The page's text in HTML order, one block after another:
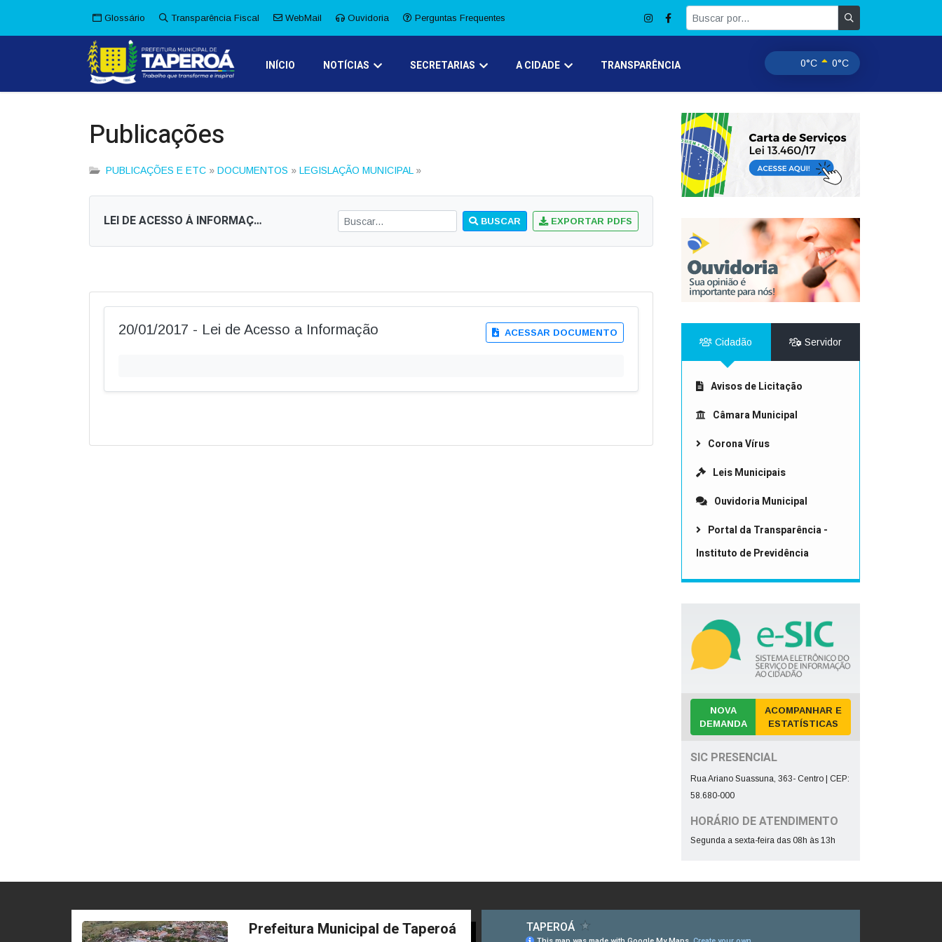
Glossário Transparência Fiscal WebMail Ouvidoria Perguntas Frequentes
0°C 0°C
INÍCIO NOTÍCIAS SECRETARIAS A CIDADE TRANSPARÊNCIA
Publicações
PUBLICAÇÕES E ETC » DOCUMENTOS » LEGISLAÇÃO MUNICIPAL »
LEI DE ACESSO À INFORMAÇÃO BUSCAR EXPORTAR PDFS
20/01/2017 - Lei de Acesso a Informação ACESSAR DOCUMENTO
Cidadão Servidor
Avisos de Licitação
Câmara Municipal
Corona Vírus
Leis Municipais
Ouvidoria Municipal
Portal da Transparência -
Instituto de Previdência
NOVA
DEMANDA
ACOMPANHAR E
ESTATÍSTICAS
SIC PRESENCIAL
Rua Ariano Suassuna, 363- Centro | CEP:
58.680-000
HORÁRIO DE ATENDIMENTO
Segunda a sexta-feira das 08h às 13h
Prefeitura Municipal de Taperoá